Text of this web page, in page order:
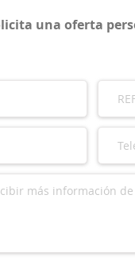
una oferta